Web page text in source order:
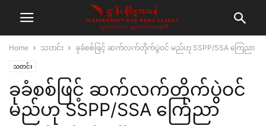
Home သတင်း ခုခံစစ်ဖြင့် ဆက်လက်တိုက်ပွဲဝင် မည်ဟု SSPP/SSA ကြေညာ
သတင်း
ခုခံစစ်ဖြင့် ဆက်လက်တိုက်ပွဲဝင်
မည်ဟု SSPP/SSA ကြေညာ